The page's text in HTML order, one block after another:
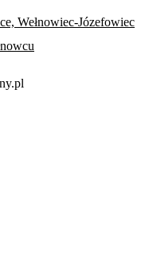
Wełnowiec-Józefowiec